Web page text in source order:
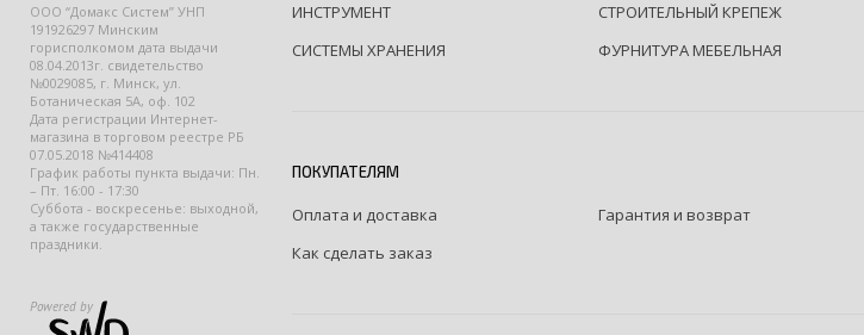
ООО “Домакс Систем” УНП
191926297 Минским
горисполкомом дата выдачи
08.04.2013г. свидетельство
№0029085, г. Минск, ул.
Ботаническая 5А, оф. 102
Дата регистрации Интернет-
магазина в торговом реестре РБ
07.05.2018 №414408
График работы пункта выдачи: Пн.
– Пт. 16:00 - 17:30
Суббота - воскресенье: выходной,
а также государственные
праздники.
Powered by
ИНСТРУМЕНТ
СТРОИТЕЛЬНЫЙ КРЕПЕЖ
СИСТЕМЫ ХРАНЕНИЯ
ФУРНИТУРА МЕБЕЛЬНАЯ
ПОКУПАТЕЛЯМ
Оплата и доставка Гарантия и возврат
Как сделать заказ